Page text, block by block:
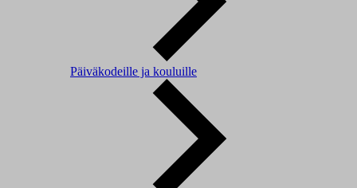
Päiväkodeille ja kouluille